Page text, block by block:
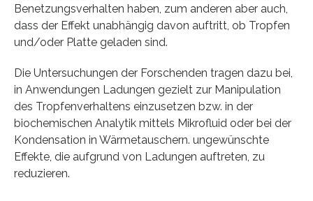
Benetzungsverhalten haben, zum anderen aber auch,
dass der Effekt unabhängig davon auftritt, ob Tropfen
und/oder Platte geladen sind.
Die Untersuchungen der Forschenden tragen dazu bei,
in Anwendungen Ladungen gezielt zur Manipulation
des Tropfenverhaltens einzusetzen bzw. in der
biochemischen Analytik mittels Mikrofluid oder bei der
Kondensation in Wärmetauschern. ungewünschte
Effekte, die aufgrund von Ladungen auftreten, zu
reduzieren.